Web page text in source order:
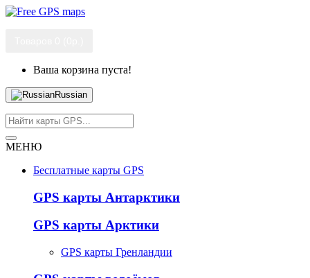
Ваша корзина пуста!
Russian
МЕНЮ
Бесплатные карты GPS
GPS карты Антарктики
GPS карты Арктики
GPS карты Гренландии